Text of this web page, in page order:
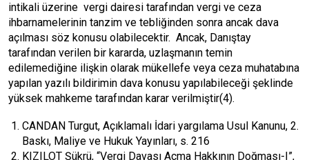
intikali üzerine vergi dairesi tarafından vergi ve ceza
ihbarnamelerinin tanzim ve tebliğinden sonra ancak dava
açılması söz konusu olabilecektir. Ancak, Danıştay
tarafından verilen bir kararda, uzlaşmanın temin
edilemediğine ilişkin olarak mükellefe veya ceza muhatabına
yapılan yazılı bildirimin dava konusu yapılabileceği şeklinde
yüksek mahkeme tarafından karar verilmiştir(4).
CANDAN Turgut, Açıklamalı İdari yargılama Usul Kanunu, 2.
Baskı, Maliye ve Hukuk Yayınları, s. 216
KIZILOT Şükrü, “Vergi Davası Açma Hakkının Doğması-I”,